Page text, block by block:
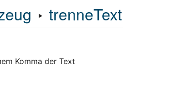
‣ trenneText
Komma der Text